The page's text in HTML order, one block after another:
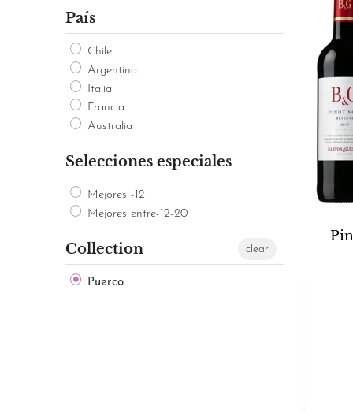
País
Chile
Argentina
Italia
Francia
Australia
Selecciones especiales
Mejores -12
Mejores entre-12-20
Collection
Puerco
clear